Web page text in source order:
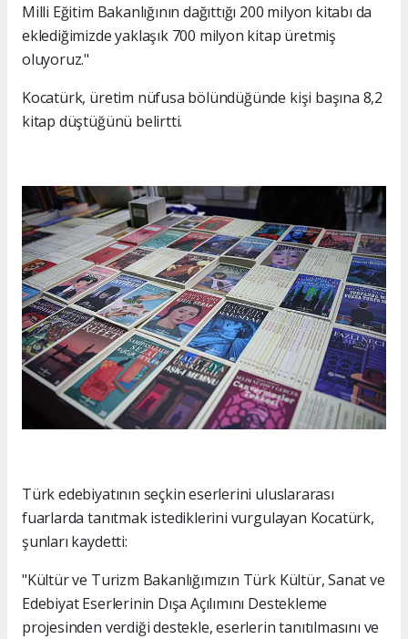
Milli Eğitim Bakanlığının dağıttığı 200 milyon kitabı da
eklediğimizde yaklaşık 700 milyon kitap üretmiş
oluyoruz."
Kocatürk, üretim nüfusa bölündüğünde kişi başına 8,2
kitap düştüğünü belirtti.
Türk edebiyatının seçkin eserlerini uluslararası
fuarlarda tanıtmak istediklerini vurgulayan Kocatürk,
şunları kaydetti:
"Kültür ve Turizm Bakanlığımızın Türk Kültür, Sanat ve
Edebiyat Eserlerinin Dışa Açılımını Destekleme
projesinden verdiği destekle, eserlerin tanıtılmasını ve